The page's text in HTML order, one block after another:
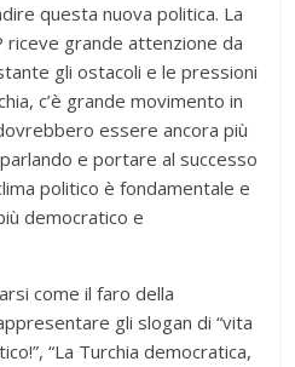
questa nuova politica. La
grande attenzione da
gli ostacoli e le pressioni
c’è grande movimento in
essere ancora più
e portare al successo
politico è fondamentale e
democratico e
come il faro della
gli slogan di “vita
“La Turchia democratica,